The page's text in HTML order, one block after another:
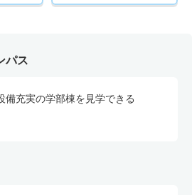
パス
備充実の学部棟を見学できる